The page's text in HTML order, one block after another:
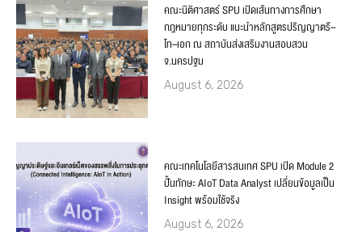
คณะนิติศาสตร์ SPU เปิดเส้นทางการศึกษา
กฎหมายทุกระดับ แนะนำหลักสูตรปริญญาตรี–
โท–เอก ณ สถาบันส่งเสริมงานสอบสวน
จ.นครปฐม
August 6, 2026
คณะเทคโนโลยีสารสนเทศ SPU เปิด Module 2
ปั้นทักษะ AIoT Data Analyst เปลี่ยนข้อมูลเป็น
Insight พร้อมใช้จริง
August 6, 2026